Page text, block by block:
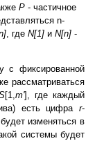
P - частичное
n-
, где N[1] и N[n] -
с фиксированной
рассматриваться
[1, m'], где каждый
есть цифра r-
изменяться в
системы будет